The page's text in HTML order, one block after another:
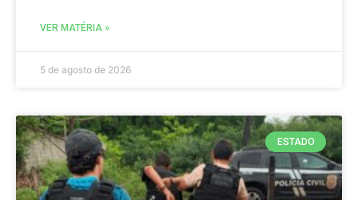
VER MATÉRIA »
5 de agosto de 2026
ESTADO